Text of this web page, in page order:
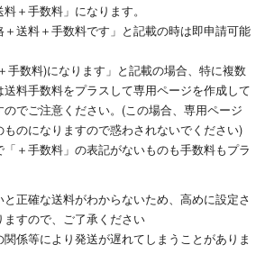
＋手数料」になります。
＋送料＋手数料です」と記載の時は即申請可能
数料)になります」と記載の場合、特に複数
料手数料をプラスして専用ページを作成して
でご注意ください。(この場合、専用ページ
のになりますので惑わされないでください)
＋手数料」の表記がないものも手数料もプラ
正確な送料がわからないため、高めに設定さ
すので、ご了承ください
係等により発送が遅れてしまうことがありま